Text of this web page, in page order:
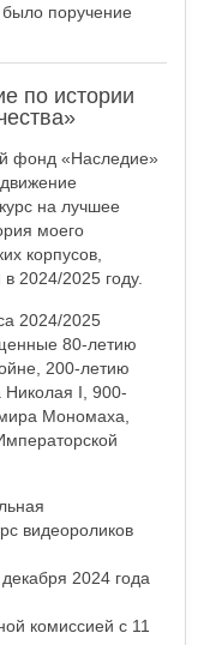
поручение
по истории
фонд «Наследие»
на лучшее
моего
корпусов,
2024/2025 году.
2024/2025
80-летию
200-летию
Николая I, 900-
Мономаха,
видеороликов
2024 года
комиссией с 11